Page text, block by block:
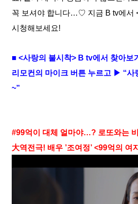
꼭 보셔야 합니다…♡ 지금 B tv에서
시청해보세요!
■ <사랑의 불시착> B tv에서 찾아보기
리모컨의 마이크 버튼 누르고 ▶ “사
~”
#99억이 대체 얼마야…? 로또와는
大역전극! 배우 ’조여정’ <99억의 여